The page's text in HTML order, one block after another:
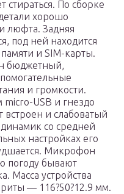
стираться. По сборке
хорошо
люфта. Задняя
под ней находится
и SIM-карты.
бюджетный,
и громкости.
micro-USB и гнездо
и слабоватый
со средней
настройках его
Микрофон
погоду бывают
Масса устройства
— 116?50?12.9 мм.